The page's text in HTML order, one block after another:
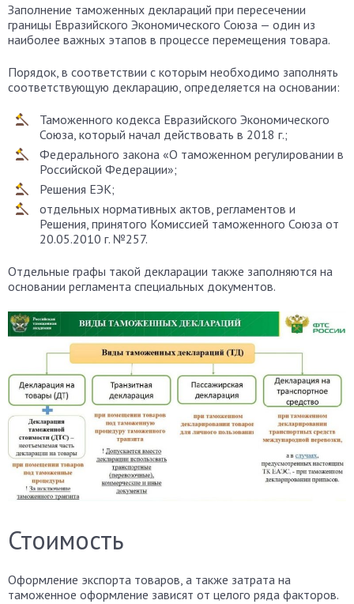
Заполнение таможенных деклараций при пересечении
границы Евразийского Экономического Союза — один из
наиболее важных этапов в процессе перемещения товара.
Порядок, в соответствии с которым необходимо заполнять
соответствующую декларацию, определяется на основании:
Таможенного кодекса Евразийского Экономического
Союза, который начал действовать в 2018 г.;
Федерального закона «О таможенном регулировании в
Российской Федерации»;
Решения ЕЭК;
отдельных нормативных актов, регламентов и
Решения, принятого Комиссией таможенного Союза от
20.05.2010 г. №257.
Отдельные графы такой декларации также заполняются на
основании регламента специальных документов.
Стоимость
Оформление экспорта товаров, а также затрата на
таможенное оформление зависят от целого ряда факторов.